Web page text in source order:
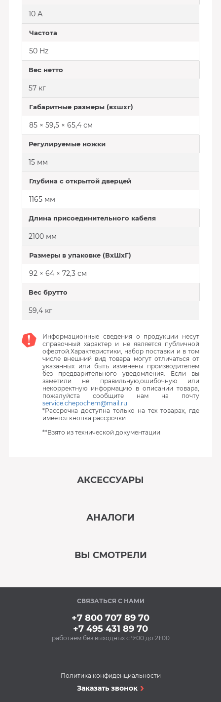
10 А
Частота
50 Hz
Вес нетто
57 кг
Габаритные размеры (вхшхг)
85 × 59,5 × 65,4 см
Регулируемые ножки
15 мм
Глубина с открытой дверцей
1165 мм
Длина присоединительного кабеля
2100 мм
Размеры в упаковке (ВхШхГ)
92 × 64 × 72,3 см
Вес брутто
59,4 кг
Информационные сведения о продукции несут
справочный характер и не является публичной
офертой.Характеристики, набор поставки и в том
числе внешний вид товара могут отличаться от
указанных или быть изменены производителем
без предварительного уведомления. Если вы
заметили не правильную,ошибочную или
некорректную информацию в описании товара,
пожалуйста сообщите нам на почту
service.chepochem@mail.ru
*Рассрочка доступна только на тех товарах, где
имеется кнопка рассрочки
**Взято из технической документации
АКСЕССУАРЫ
подставки BON BN-
610-1 (1 компл.)
588 Р
АНАЛОГИ
Сушильная машина
ВЫ СМОТРЕЛИ
В наличии
СВЯЗАТЬСЯ С НАМИ
+7 800 707 89 70
+7 495 431 89 70
работаем без выходных с 9:00 до 21:00
Политика конфиденциальности
Заказать звонок